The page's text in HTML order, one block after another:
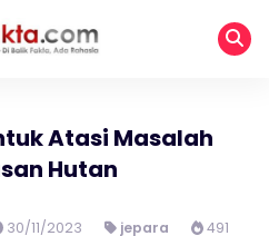
Atasi Masalah
Hutan
30/11/2023 jepara
491